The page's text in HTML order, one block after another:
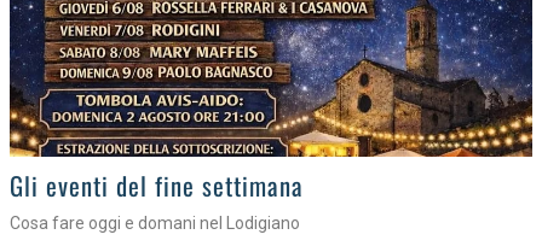
Gli appuntamenti fino a sabato
Cosa fare nel Lodigiano